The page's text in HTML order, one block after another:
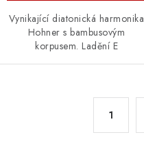
Vynikající diatonická harmonika
Hohner s bambusovým
korpusem. Ladění E
1